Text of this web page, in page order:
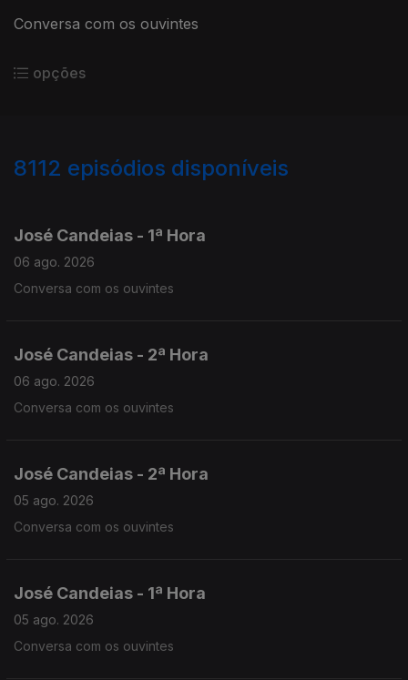
Conversa com os ouvintes
opções
8112 episódios disponíveis
José Candeias - 1ª Hora
06 ago. 2026
Conversa com os ouvintes
José Candeias - 2ª Hora
06 ago. 2026
Conversa com os ouvintes
José Candeias - 2ª Hora
05 ago. 2026
Conversa com os ouvintes
José Candeias - 1ª Hora
05 ago. 2026
Conversa com os ouvintes